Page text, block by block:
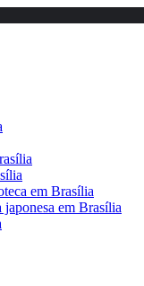
em Brasília
em Brasília